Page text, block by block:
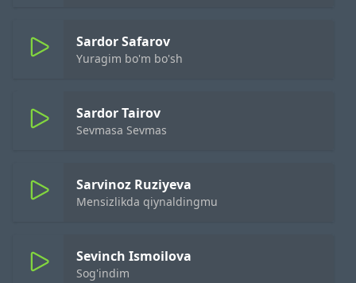
Sardor Safarov
Yuragim bo'm bo'sh
Sardor Tairov
Sevmasa Sevmas
Sarvinoz Ruziyeva
Mensizlikda qiynaldingmu
Sevinch Ismoilova
Sog'indim